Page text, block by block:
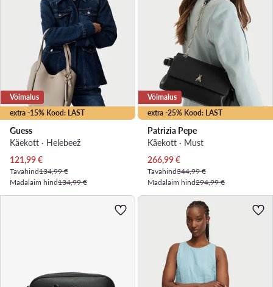
extra -15% Kood: LAST
Võimalus
Guess
Käekott · Helebeež
Praegune hind
121,99€
Tavahind134,99 €
Madalaim hind134,99 €
extra -25% Kood: LAST
Võimalus
Patrizia Pepe
Käekott · Must
Praegune hind
266,99€
Tavahind344,99 €
Madalaim hind294,99 €